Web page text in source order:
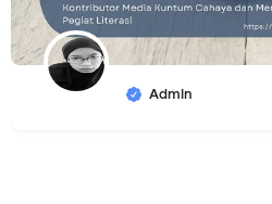
Admin